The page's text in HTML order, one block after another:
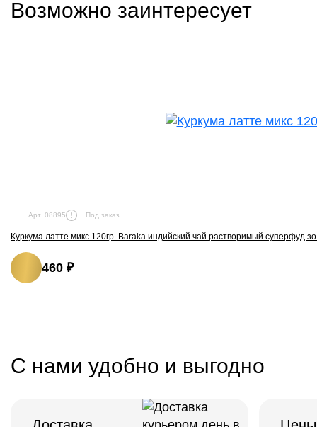
Возможно заинтересует
Арт. 08895 Под заказ
Куркума латте микс 120гр. Baraka индийский чай растворимый суперфуд
460 ₽
С нами удобно и выгодно